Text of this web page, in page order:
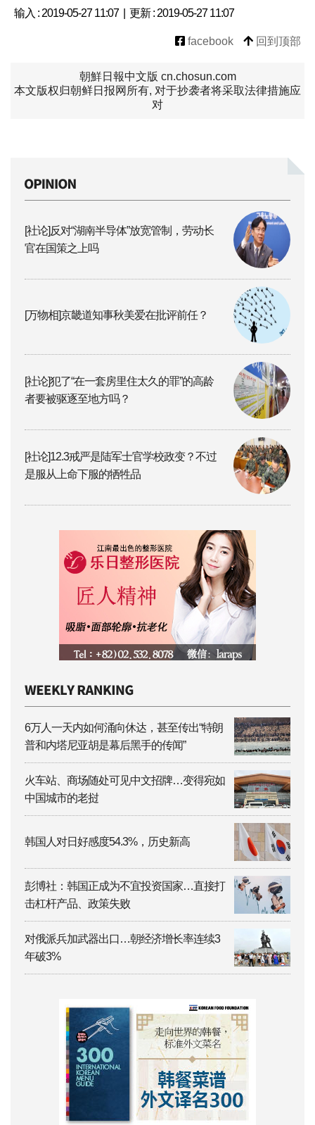
输入 : 2019-05-27 11:07 | 更新 : 2019-05-27 11:07
facebook 回到顶部
朝鮮日報中文版 cn.chosun.com
本文版权归朝鲜日报网所有, 对于抄袭者将采取法律措施应
对
[社论]反对“湖南半导体”放宽管制，劳动长
官在国策之上吗
[万物相]京畿道知事秋美爱在批评前任？
[社论]犯了“在一套房里住太久的罪”的高龄
者要被驱逐至地方吗？
[社论]12.3戒严是陆军士官学校政变？不过
是服从上命下服的牺牲品
6万人一天内如何涌向休达，甚至传出“特朗
普和内塔尼亚胡是幕后黑手的传闻”
火车站、商场随处可见中文招牌…变得宛如
中国城市的老挝
韩国人对日好感度54.3%，历史新高
彭博社：韩国正成为不宜投资国家…直接打
击杠杆产品、政策失败
对俄派兵加武器出口…朝经济增长率连续3
年破3%